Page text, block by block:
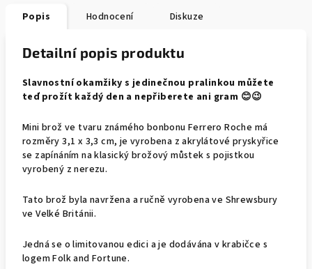
Popis Hodnocení Diskuze
Detailní popis produktu
Slavnostní okamžiky s jedinečnou pralinkou můžete
teď prožít každý den a nepřiberete ani gram 😊😉
Mini brož ve tvaru známého bonbonu Ferrero Roche má
rozměry 3,1 x 3,3 cm, je vyrobena z akrylátové pryskyřice
se zapínáním na klasický brožový můstek s pojistkou
vyrobený z nerezu.
Tato brož byla navržena a ručně vyrobena ve Shrewsbury
ve Velké Británii.
Jedná se o limitovanou edici a je dodávána v krabičce s
logem Folk and Fortune.